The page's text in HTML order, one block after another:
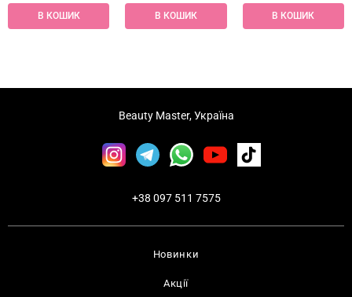
В КОШИК В КОШИК В КОШИК
Новинки
Акції
Beauty Master, Україна
+38 097 511 7575